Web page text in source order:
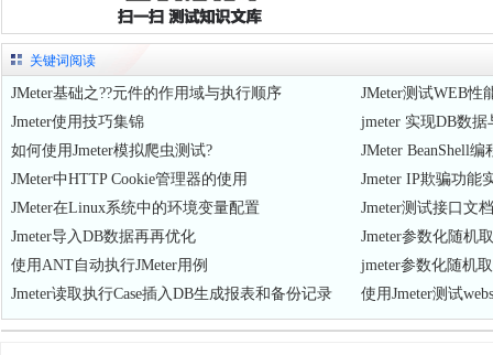
关键词阅读
JMeter基础之??元件的作用域与执行顺序
JMeter测试WEB性
Jmeter使用技巧集锦
jmeter 实现DB数
如何使用Jmeter模拟爬虫测试?
JMeter BeanShell
JMeter中HTTP Cookie管理器的使用
Jmeter IP欺骗功能
JMeter在Linux系统中的环境变量配置
Jmeter测试接口文档
Jmeter导入DB数据再再优化
Jmeter参数化随机
使用ANT自动执行JMeter用例
jmeter参数化随机
Jmeter读取执行Case插入DB生成报表和备份记录
使用Jmeter测试